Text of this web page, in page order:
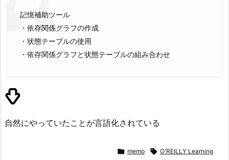
記憶補助ツール
・依存関係グラフの作成
・状態テーブルの使用
・依存関係グラフと状態テーブルの組み合わせ
自然にやっていたことが言語化されている
 memo  O'REILLY Learning